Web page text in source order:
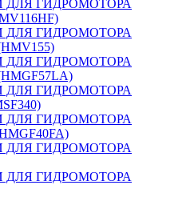
ДЛЯ ГИДРОМОТОРА
ДЛЯ ГИДРОМОТОРА
ДЛЯ ГИДРОМОТОРА
ДЛЯ ГИДРОМОТОРА
ДЛЯ ГИДРОМОТОРА
ДЛЯ ГИДРОМОТОРА
ДЛЯ ГИДРОМОТОРА